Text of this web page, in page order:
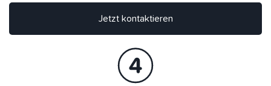
Jetzt kontaktieren